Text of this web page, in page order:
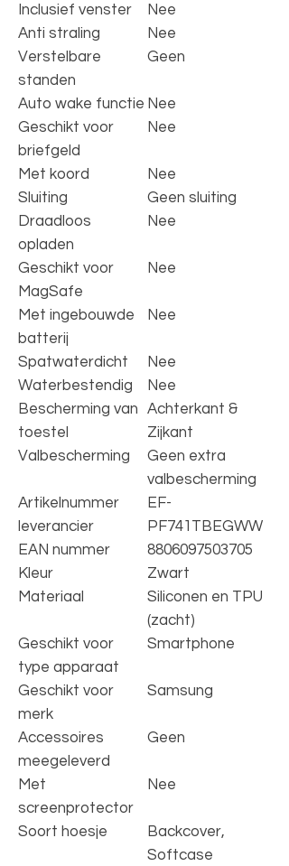
Inclusief venster
Nee
Anti straling
Nee
Verstelbare
standen
Geen
Auto wake functie Nee
Geschikt voor
briefgeld
Nee
Met koord
Nee
Sluiting
Geen sluiting
Draadloos
opladen
Nee
Geschikt voor
MagSafe
Nee
Met ingebouwde
batterij
Nee
Spatwaterdicht
Nee
Waterbestendig
Nee
Bescherming van
toestel
Achterkant &
Zijkant
Valbescherming
Geen extra
valbescherming
Artikelnummer
leverancier
EF-
PF741TBEGWW
EAN nummer
8806097503705
Kleur
Zwart
Materiaal
Siliconen en TPU
(zacht)
Geschikt voor
type apparaat
Smartphone
Geschikt voor
merk
Samsung
Accessoires
meegeleverd
Geen
Met
screenprotector
Nee
Soort hoesje
Backcover,
Softcase